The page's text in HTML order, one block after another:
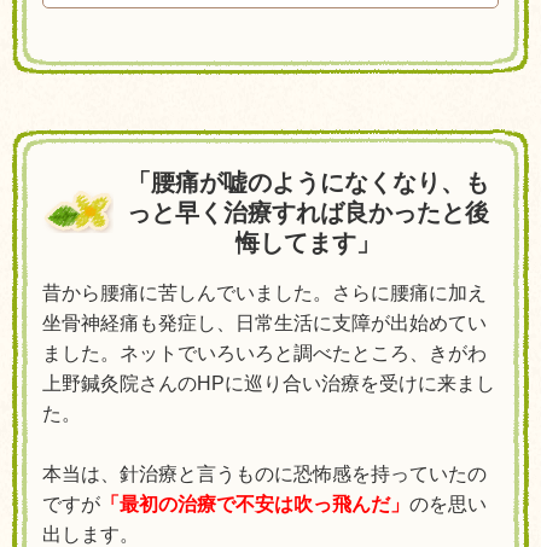
「腰痛が嘘のようになくなり、も
っと早く治療すれば良かったと後
悔してます」
昔から腰痛に苦しんでいました。さらに腰痛に加え
坐骨神経痛も発症し、日常生活に支障が出始めてい
ました。ネットでいろいろと調べたところ、きがわ
上野鍼灸院さんのHPに巡り合い治療を受けに来まし
た。
本当は、針治療と言うものに恐怖感を持っていたの
ですが 「最初の治療で不安は吹っ飛んだ」 のを思い
出します。